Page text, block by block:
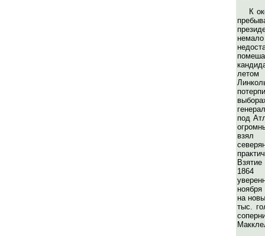
К
летом
под
взял
1864
на
тыс.